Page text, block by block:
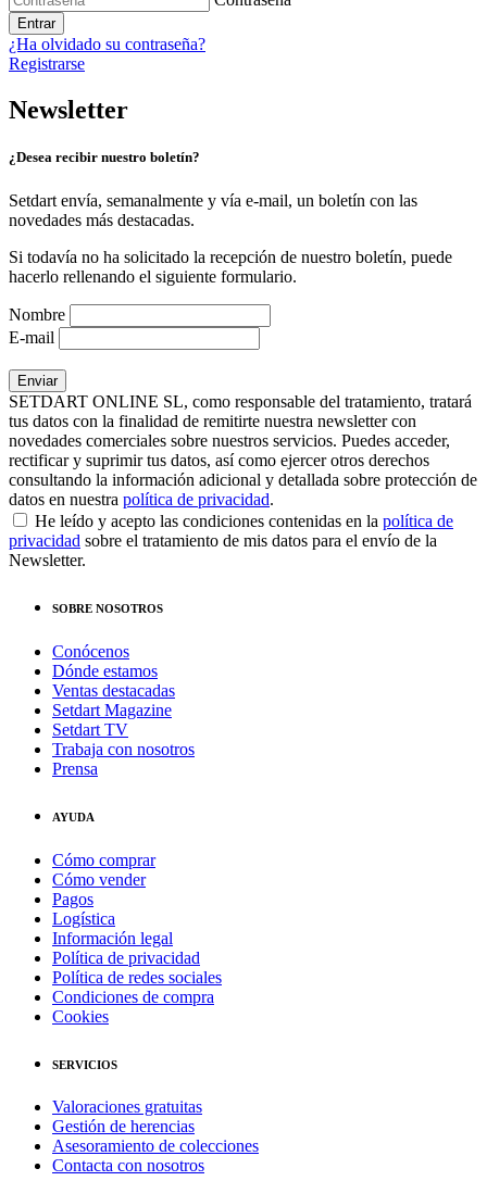
Entrar
¿Ha olvidado su contraseña?
Registrarse
Newsletter
¿Desea recibir nuestro boletín?
Setdart envía, semanalmente y vía e-mail, un boletín con las
novedades más destacadas.
Si todavía no ha solicitado la recepción de nuestro boletín, puede
hacerlo rellenando el siguiente formulario.
Nombre
E-mail
SETDART ONLINE SL, como responsable del tratamiento, tratará
tus datos con la finalidad de remitirte nuestra newsletter con
novedades comerciales sobre nuestros servicios. Puedes acceder,
rectificar y suprimir tus datos, así como ejercer otros derechos
consultando la información adicional y detallada sobre protección de
datos en nuestra política de privacidad.
He leído y acepto las condiciones contenidas en la política de
privacidad sobre el tratamiento de mis datos para el envío de la
Newsletter.
SOBRE NOSOTROS
Conócenos
Dónde estamos
Ventas destacadas
Setdart Magazine
Setdart TV
Trabaja con nosotros
Prensa
AYUDA
Cómo comprar
Cómo vender
Pagos
Logística
Información legal
Política de privacidad
Política de redes sociales
Condiciones de compra
Cookies
SERVICIOS
Valoraciones gratuitas
Gestión de herencias
Asesoramiento de colecciones
Contacta con nosotros